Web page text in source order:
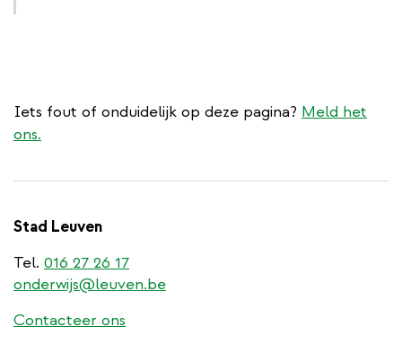
Iets fout of onduidelijk op deze pagina? Meld het
ons.
Stad Leuven
Tel. 016 27 26 17
onderwijs@leuven.be
Contacteer ons